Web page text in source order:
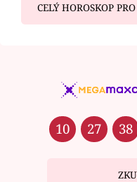
CELÝ HOROSKOP
10 27 38